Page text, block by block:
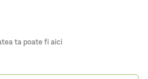
ta poate fi aici